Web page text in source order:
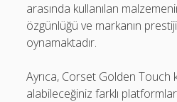
arasında kullanılan
özgünlüğü ve markanın
oynamaktadır.
Ayrıca, Corset Golden Touch
alabileceğiniz farklı